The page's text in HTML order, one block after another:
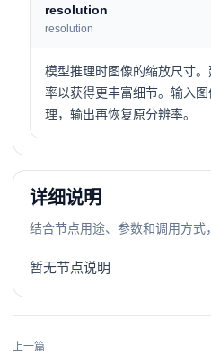
resolution
resolution
模型推理时图像的缩放尺寸
率以获得更丰富细节。输入
理，输出再恢复原分辨率。
详细说明
结合节点用途、参数和调用方式
暂无节点说明
上一篇